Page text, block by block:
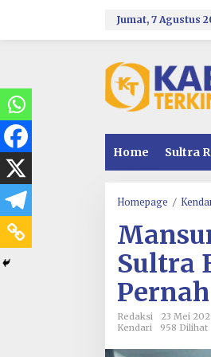
k
k
o
n
Jumat, 7 Agustus
Home Sultra
Homepage /
Sultra
Redaksi
23 Mei
Kendari
958 Dilihat